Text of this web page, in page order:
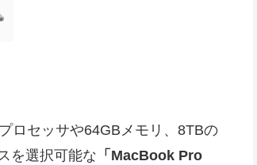
ロセッサや64GBメモリ、8TBの
を選択可能な 「MacBook Pro